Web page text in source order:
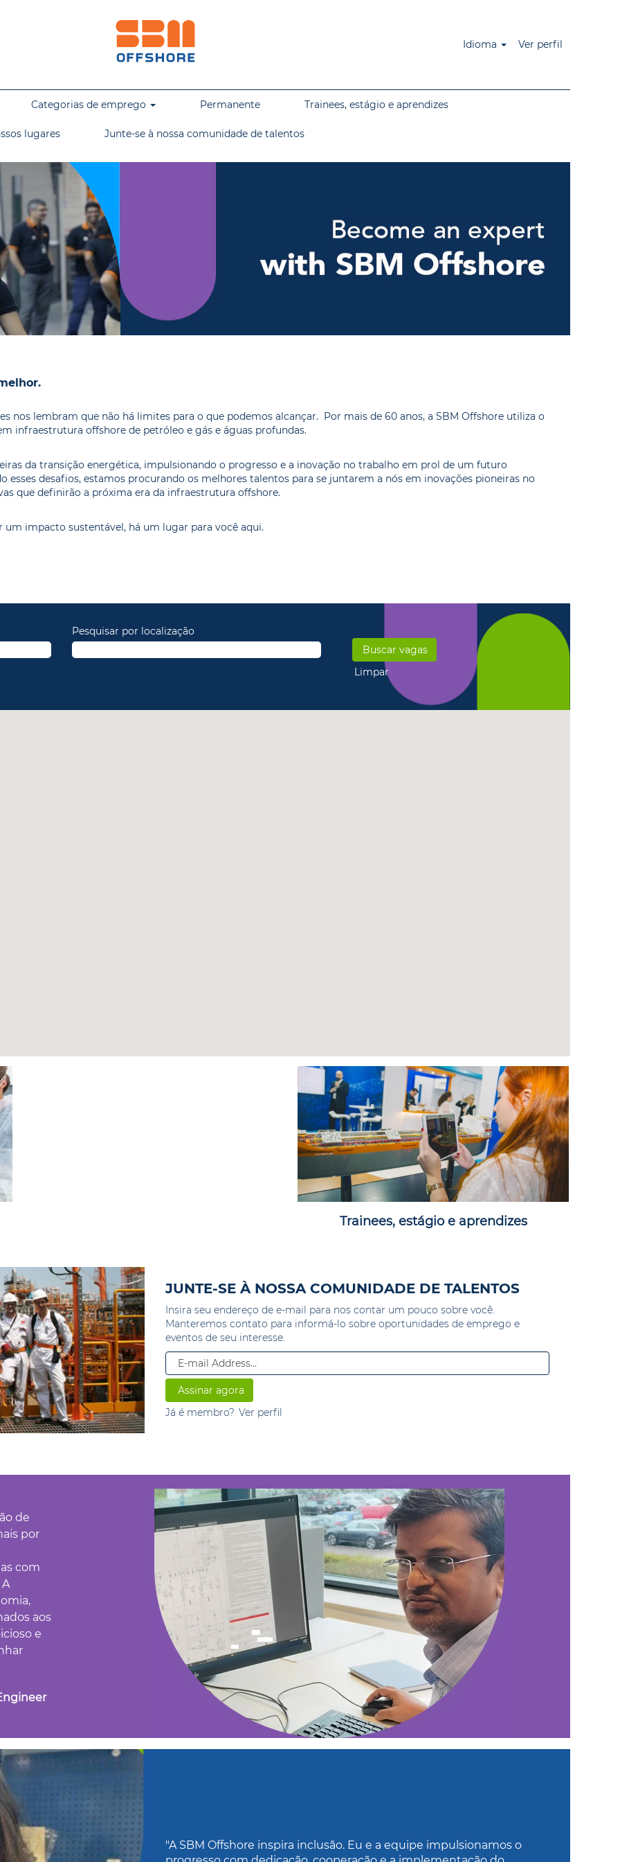
Idioma Ver perfil
Categorias de emprego Permanente Trainees, estágio e aprendizes
lugares Junte-se à nossa comunidade de talentos
nos lembram que não há limites para o que podemos alcançar. Por mais de 60 anos, a SBM Offshore utiliza o
infraestrutura offshore de petróleo e gás e águas profundas.
da transição energética, impulsionando o progresso e a inovação no trabalho em prol de um futuro
desafios, estamos procurando os melhores talentos para se juntarem a nós em inovações pioneiras no
que definirão a próxima era da infraestrutura offshore.
impacto sustentável, há um lugar para você aqui.
Pesquisar por localização
Limpar
Trainees, estágio e aprendizes
JUNTE-SE À NOSSA COMUNIDADE DE TALENTOS
Insira seu endereço de e-mail para nos contar um pouco sobre você.
Manteremos contato para informá-lo sobre oportunidades de emprego e
eventos de seu interesse.
Já é membro? Ver perfil
de
por
com
aos
e
"A SBM Offshore inspira inclusão. Eu e a equipe impulsionamos o